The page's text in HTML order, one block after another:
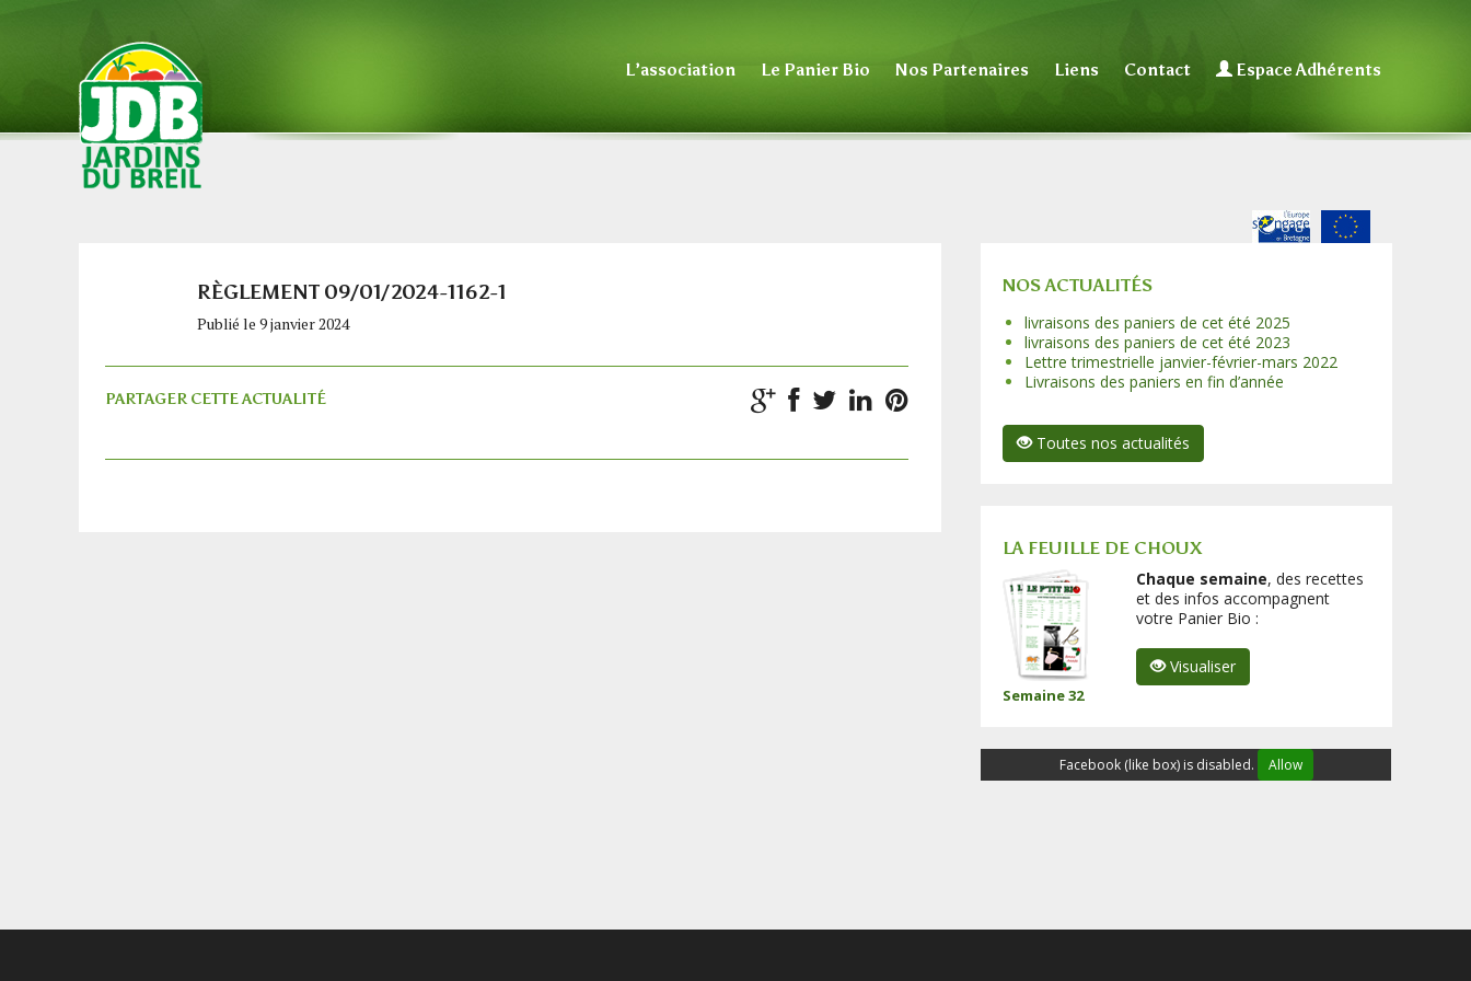
L’association Le Panier Bio Nos Partenaires Liens Contact Espace Adhérents
RÈGLEMENT 09/01/2024-1162-1
Publié le 9 janvier 2024
PARTAGER CETTE ACTUALITÉ
NOS ACTUALITÉS
livraisons des paniers de cet été 2025
livraisons des paniers de cet été 2023
Lettre trimestrielle janvier-février-mars 2022
Livraisons des paniers en fin d’année
Toutes nos actualités
LA FEUILLE DE CHOUX
Semaine 32
Chaque semaine, des recettes
et des infos accompagnent
votre Panier Bio :
Visualiser
Facebook (like box) is disabled. Allow